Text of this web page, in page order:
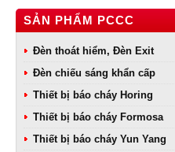
SẢN PHẨM PCCC
Đèn thoát hiểm, Đèn Exit
Đèn chiếu sáng khẩn cấp
Thiết bị báo cháy Horing
Thiết bị báo cháy Formosa
Thiết bị báo cháy Yun Yang